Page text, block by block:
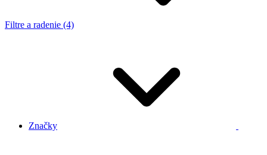
Filtre a radenie (4)
Značky